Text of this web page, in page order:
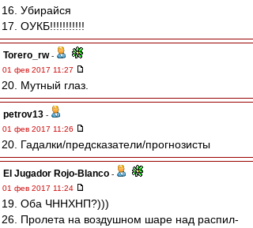
16. Убирайся
17. ОУКБ!!!!!!!!!!!
Torero_rw-
01 фев 2017 11:27
20. Мутный глаз.
petrov13 -
01 фев 2017 11:26
20. Гадалки/предсказатели/прогнозисты
El Jugador Rojo-Blanco -
01 фев 2017 11:24
19. Оба ЧННХНП?)))
26. Пролета на воздушном шаре над распил-